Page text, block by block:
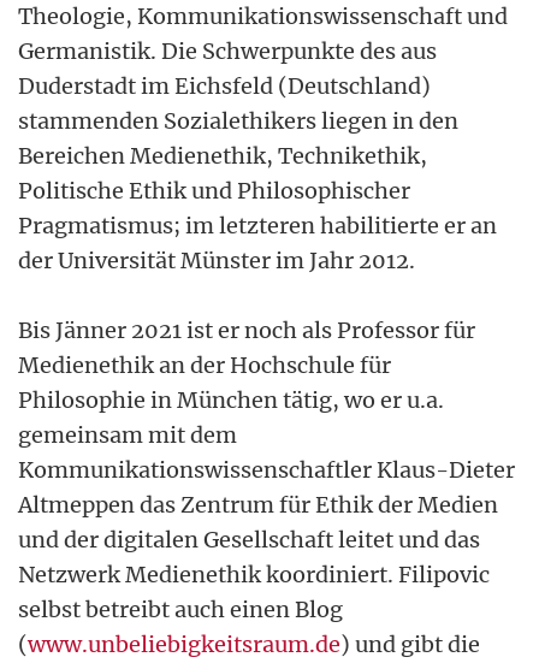
Theologie, Kommunikationswissenschaft und
Germanistik. Die Schwerpunkte des aus
Duderstadt im Eichsfeld (Deutschland)
stammenden Sozialethikers liegen in den
Bereichen Medienethik, Technikethik,
Politische Ethik und Philosophischer
Pragmatismus; im letzteren habilitierte er an
der Universität Münster im Jahr 2012.
Bis Jänner 2021 ist er noch als Professor für
Medienethik an der Hochschule für
Philosophie in München tätig, wo er u.a.
gemeinsam mit dem
Kommunikationswissenschaftler Klaus-Dieter
Altmeppen das Zentrum für Ethik der Medien
und der digitalen Gesellschaft leitet und das
Netzwerk Medienethik koordiniert. Filipovic
selbst betreibt auch einen Blog
(www.unbeliebigkeitsraum.de) und gibt die